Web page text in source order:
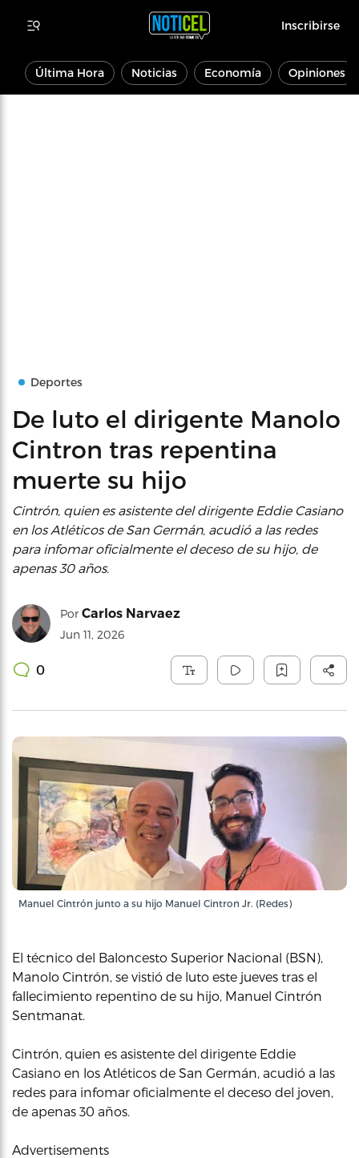
Inscribirse
Última Hora Noticias Economía Opiniones
Deportes
De luto el dirigente Manolo
Cintron tras repentina
muerte su hijo
Cintrón, quien es asistente del dirigente Eddie Casiano
en los Atléticos de San Germán, acudió a las redes
para infomar oficialmente el deceso de su hijo, de
apenas 30 años.
Por Carlos Narvaez
Jun 11, 2026
0
Manuel Cintrón junto a su hijo Manuel Cintron Jr. (Redes)
El técnico del Baloncesto Superior Nacional (BSN),
Manolo Cintrón, se vistió de luto este jueves tras el
fallecimiento repentino de su hijo, Manuel Cintrón
Sentmanat.
Cintrón, quien es asistente del dirigente Eddie
Casiano en los Atléticos de San Germán, acudió a las
redes para infomar oficialmente el deceso del joven,
de apenas 30 años.
Advertisements